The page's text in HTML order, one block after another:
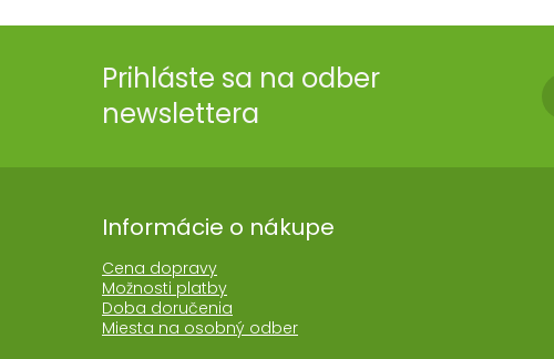
Prihláste sa na odber
newslettera
Informácie o nákupe
Cena dopravy
Možnosti platby
Doba doručenia
Miesta na osobný odber